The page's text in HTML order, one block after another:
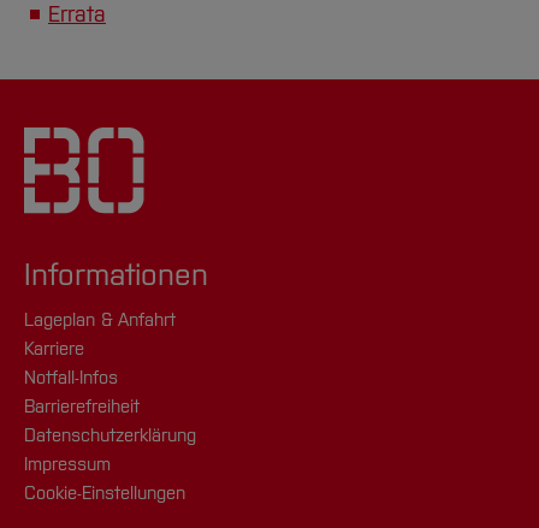
Errata
Informationen
Lageplan & Anfahrt
Karriere
Notfall-Infos
Barrierefreiheit
Datenschutzerklärung
Impressum
Cookie-Einstellungen